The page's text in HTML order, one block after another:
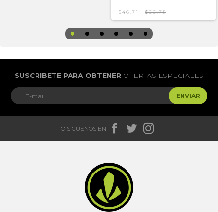
$46.71 $66.73
SUSCRIBETE PARA OBTENER OFERTAS ESPECIALES
ENVIAR
O SIGUENOS EN   
